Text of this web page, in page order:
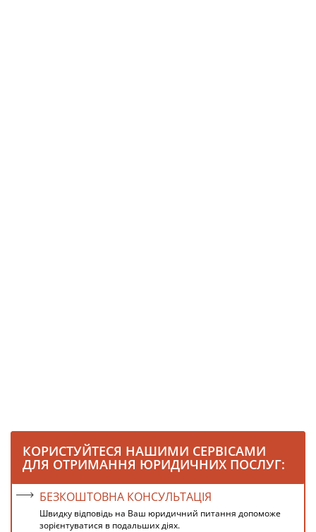
КОРИСТУЙТЕСЯ НАШИМИ СЕРВІСАМИ
ДЛЯ ОТРИМАННЯ ЮРИДИЧНИХ ПОСЛУГ:
БЕЗКОШТОВНА КОНСУЛЬТАЦІЯ
Швидку відповідь на Ваш юридичний питання допоможе
зорієнтуватися в подальших діях.